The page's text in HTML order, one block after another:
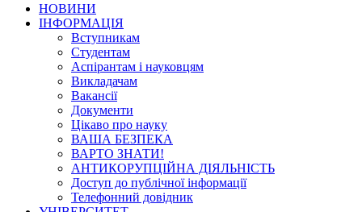
НОВИНИ
ІНФОРМАЦІЯ
Вступникам
Студентам
Аспірантам і науковцям
Викладачам
Вакансії
Документи
Цікаво про науку
ВАША БЕЗПЕКА
ВАРТО ЗНАТИ!
АНТИКОРУПЦІЙНА ДІЯЛЬНІСТЬ
Доступ до публічної інформації
Телефонний довідник